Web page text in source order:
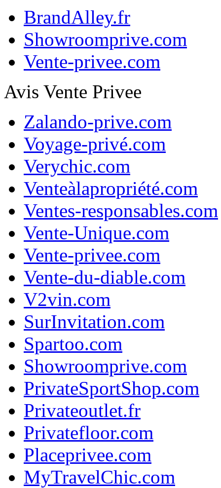
BrandAlley.fr
Showroomprive.com
Vente-privee.com
Avis Vente Privee
Zalando-prive.com
Voyage-privé.com
Verychic.com
Venteàlapropriété.com
Ventes-responsables.com
Vente-Unique.com
Vente-privee.com
Vente-du-diable.com
V2vin.com
SurInvitation.com
Spartoo.com
Showroomprive.com
PrivateSportShop.com
Privateoutlet.fr
Privatefloor.com
Placeprivee.com
MyTravelChic.com